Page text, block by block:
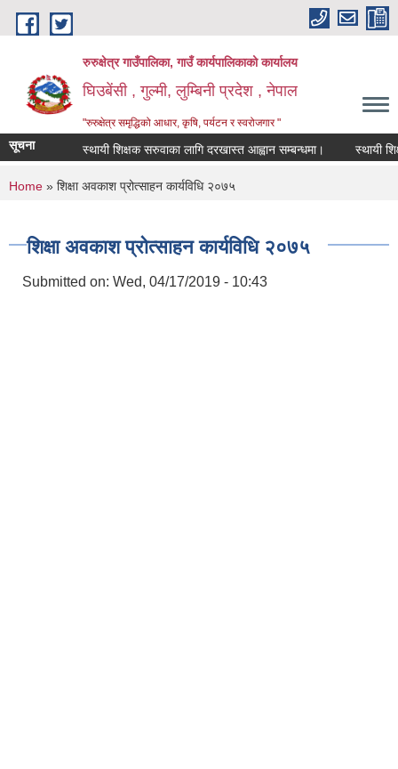
Skip to main content
रुरुक्षेत्र गाउँपालिका, गाउँ कार्यपालिकाको कार्यालय
घिउबेंसी , गुल्मी, लुम्बिनी प्रदेश , नेपाल
"रुरुक्षेत्र समृद्धिको आधार, कृषि, पर्यटन र स्वरोजगार "
सूचना स्थायी शिक्षक सरुवाका लागि दरखास्त आह्वान सम्बन्धमा। स्थायी शिक्षक
You are here
Home » शिक्षा अवकाश प्रोत्साहन कार्यविधि २०७५
शिक्षा अवकाश प्रोत्साहन कार्यविधि २०७५
Submitted on: Wed, 04/17/2019 - 10:43